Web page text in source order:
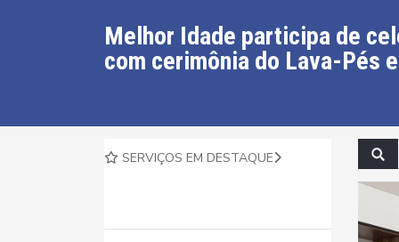
Melhor Idade participa de
com cerimônia do Lava-Pés
SERVIÇOS EM DESTAQUE